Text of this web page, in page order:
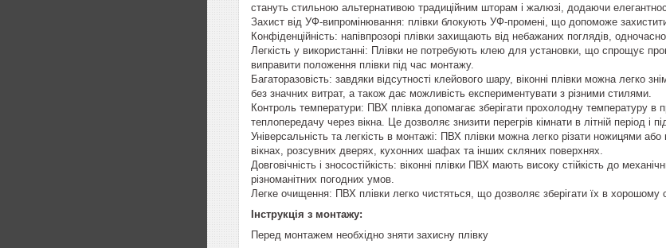
стануть стильною альтернативою традиційним шторам і жалюзі, додаючи
Захист від УФ-випромінювання: плівки блокують УФ-промені, що допоможе захистити
Конфіденційність: напівпрозорі плівки захищають від небажаних поглядів,
Легкість у використанні: Плівки не потребують клею для установки, що спрощує
виправити положення плівки під час монтажу.
Багаторазовість: завдяки відсутності клейового шару, віконні плівки можна легко
без значних витрат, а також дає можливість експериментувати з різними стилями.
Контроль температури: ПВХ плівка допомагає зберігати прохолодну температуру в
теплопередачу через вікна. Це дозволяє знизити перегрів кімнати в літній період
Універсальність та легкість в монтажі: ПВХ плівки можна легко різати ножицями
вікнах, розсувних дверях, кухонних шафах та інших скляних поверхнях.
Довговічність і зносостійкість: віконні плівки ПВХ мають високу стійкість до
різноманітних погодних умов.
Легке очищення: ПВХ плівки легко чистяться, що дозволяє зберігати їх в хорошому
Інструкція з монтажу:
Перед монтажем необхідно зняти захисну плівку